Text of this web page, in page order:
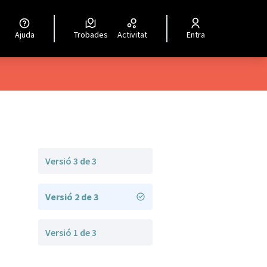
Ajuda Trobades Activitat Entra
Versió 3 de 3
Versió 2 de 3
Versió 1 de 3